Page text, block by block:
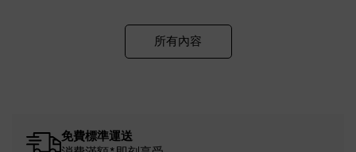
所有內容
免費標準運送